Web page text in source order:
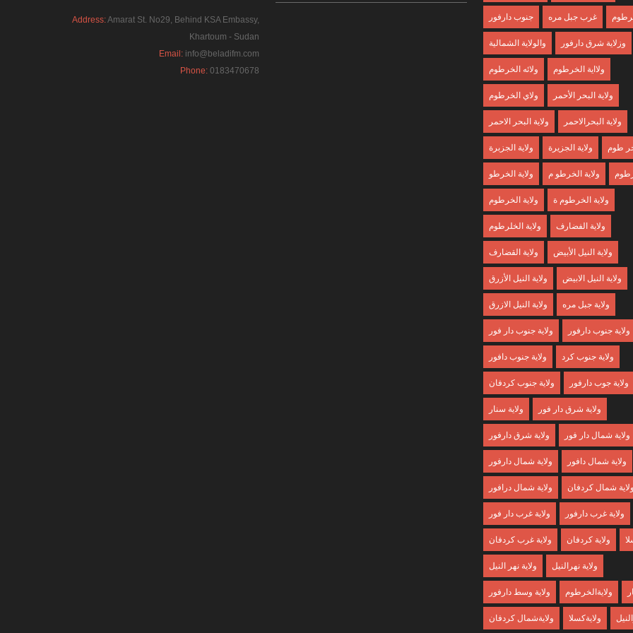
Address:Amarat St. No29, Behind KSA Embassy,
Khartoum - Sudan
Email: info@beladifm.com
Phone: 0183470678
جنوب دارفور غرب جبل مره
والولاية الشمالية وزلاية شرق دارفور
ولائه الخرطوم ولااية الخرطوم
ولاي الخرطوم ولاية البحر الأحمر
ولاية البحر الاحمر ولاية البحرالاحمر
ولاية الجزبرة ولاية الجزيرة طوم
ولاية الخرطو ولاية الخرطو م
ولاية الخرطوم ولاية الخرطوم ة
ولاية الخلرطوم ولاية الفضارف
ولاية القضارف ولاية النيل الأبيض
ولاية النيل الأزرق ولاية النيل الابيض
ولاية النيل الازرق ولاية جبل مره
ولاية جنوب دار فور ولاية جنوب دارفور
ولاية جنوب دافور ولاية جنوب كرد
ولاية جنوب كردفان ولاية جوب دارفور
ولاية سنار ولاية شرق دار فور
ولاية شرق دارفور ولاية شمال دار فور
ولاية شمال دارفور ولاية شمال دافور
ولاية شمال درافور ولاية شمال كردفان
ولاية غرب دار فور ولاية غرب دارفور
ولاية غرب كردفان ولاية كردفان
ولاية نهر النيل ولاية نهرالنيل
ولاية وسط دارفور ولايةالخرطوم
ولايةشمال كردفان ولايةكسلا